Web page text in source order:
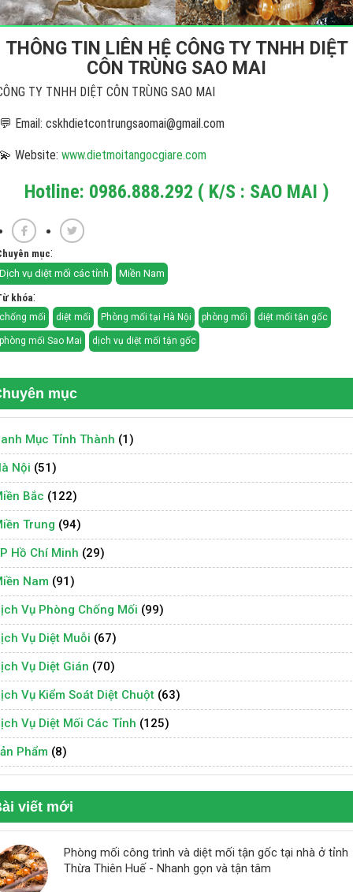
mục
Mục Tỉnh Thành (1)
Nội (51)
Bắc (122)
Trung (94)
Hồ Chí Minh (29)
Nam (91)
Vụ Phòng Chống Mối (99)
Vụ Diệt Muỗi (67)
Vụ Diệt Gián (70)
Vụ Kiểm Soát Diệt Chuột (63)
Vụ Diệt Mối Các Tỉnh (125)
Phẩm (8)
viết mới
Phòng mối công trình và diệt mối tận gốc tại nhà ở tỉnh
Thừa Thiên Huế - Nhanh gọn và tận tâm
THÔNG TIN LIÊN HỆ CÔNG TY TNHH DIỆT
CÔN TRÙNG SAO MAI
TY TNHH DIỆT CÔN TRÙNG SAO MAI
Email: cskhdietcontrungsaomai@gmail.com
Website: www.dietmoitangocgiare.com
Hotline: 0986.888.292 ( K/S : SAO MAI )
mục:
Dịch vụ diệt mối các tỉnh Miền Nam
khóa:
chống mối diệt mối Phòng mối tại Hà Nội phòng mối diệt mối tận gốc
phòng mối Sao Mai dịch vụ diệt mối tận gốc